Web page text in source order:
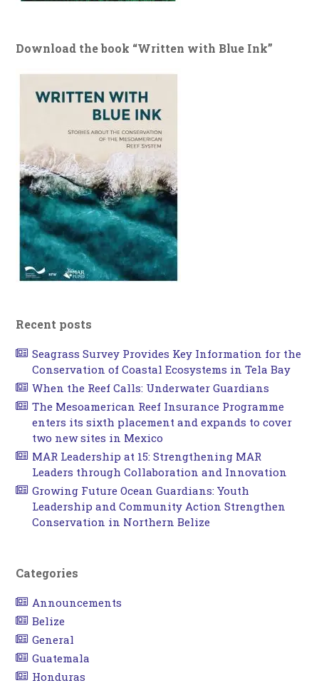
Download the book “Written with Blue Ink”
Recent posts
Seagrass Survey Provides Key Information for the
Conservation of Coastal Ecosystems in Tela Bay
When the Reef Calls: Underwater Guardians
The Mesoamerican Reef Insurance Programme
enters its sixth placement and expands to cover
two new sites in Mexico
MAR Leadership at 15: Strengthening MAR
Leaders through Collaboration and Innovation
Growing Future Ocean Guardians: Youth
Leadership and Community Action Strengthen
Conservation in Northern Belize
Categories
Announcements
Belize
General
Guatemala
Honduras